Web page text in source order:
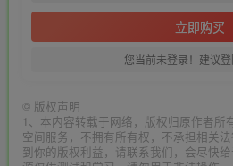
立即购买
您当前未登录！建议
© 版权声明
1、本内容转载于网络，版权归原作者所
空间服务，不拥有所有权，不承担相关
到你的版权利益，请联系我们，会尽快